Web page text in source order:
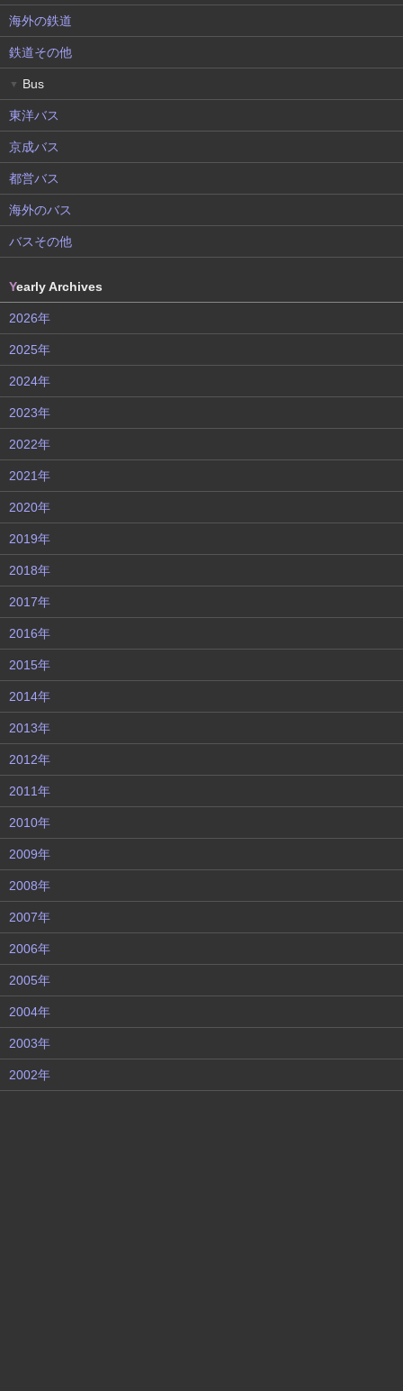
海外の鉄道
鉄道その他
▼ Bus
東洋バス
京成バス
都営バス
海外のバス
バスその他
Yearly Archives
2026年
2025年
2024年
2023年
2022年
2021年
2020年
2019年
2018年
2017年
2016年
2015年
2014年
2013年
2012年
2011年
2010年
2009年
2008年
2007年
2006年
2005年
2004年
2003年
2002年